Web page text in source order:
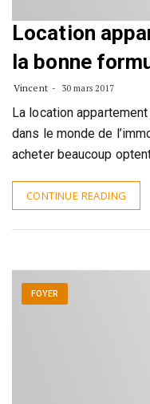
Location
la bonne
Vincent 30 mars 2017
La location
dans le monde de
acheter beaucoup
CONTINUE READING
FOYER